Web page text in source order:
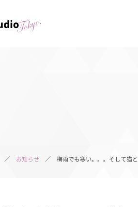
／ お知らせ ／ 梅雨でも寒い。。。そして猫